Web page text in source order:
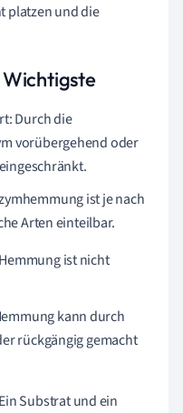
platzen und die
Wichtigste
Durch die
vorübergehend oder
ist je nach
Arten einteilbar.
ist nicht
kann durch
rückgängig gemacht
Substrat und ein